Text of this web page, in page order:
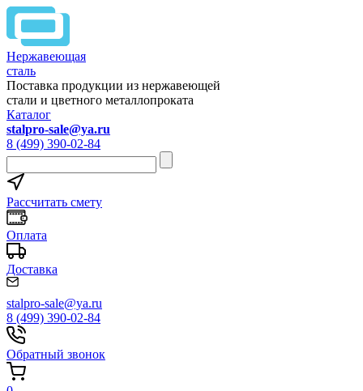
Нержавеющая
сталь
Поставка продукции из нержавеющей
стали и цветного металлопроката
Каталог
stalpro-sale@ya.ru
8 (499) 390-02-84
Рассчитать смету
Оплата
Доставка
stalpro-sale@ya.ru
8 (499) 390-02-84
Обратный звонок